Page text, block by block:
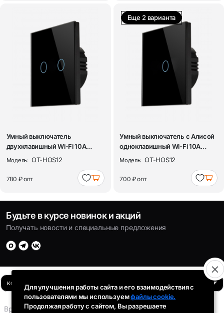
Умный выключатель
двухклавишный Wi-Fi 10A
Орбита OT-HOS12 Че...
Модель: OT-HOS12
780 ₽опт
Еще 2 варианта
Умный выключатель с Алисой
одноклавишный Wi-Fi 10A
Орбита OT...
Модель: OT-HOS12
700 ₽опт
Будьте в курсе новинок и акций
Получать новости и специальные предложения
Время работы:
Для улучшения работы сайта и его взаимодействия с
пользователями мы используемфайлы cookie.
Продолжая работу с сайтом, Вы разрешаете